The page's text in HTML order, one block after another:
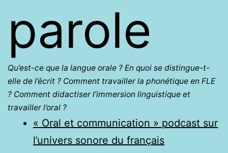
parole
Qu’est-ce que la langue orale ? En quoi se distingue-t-
elle de l’écrit ? Comment travailler la phonétique en FLE
? Comment didactiser l’immersion linguistique et
travailler l’oral ?
« Oral et communication » podcast sur
l’univers sonore du français